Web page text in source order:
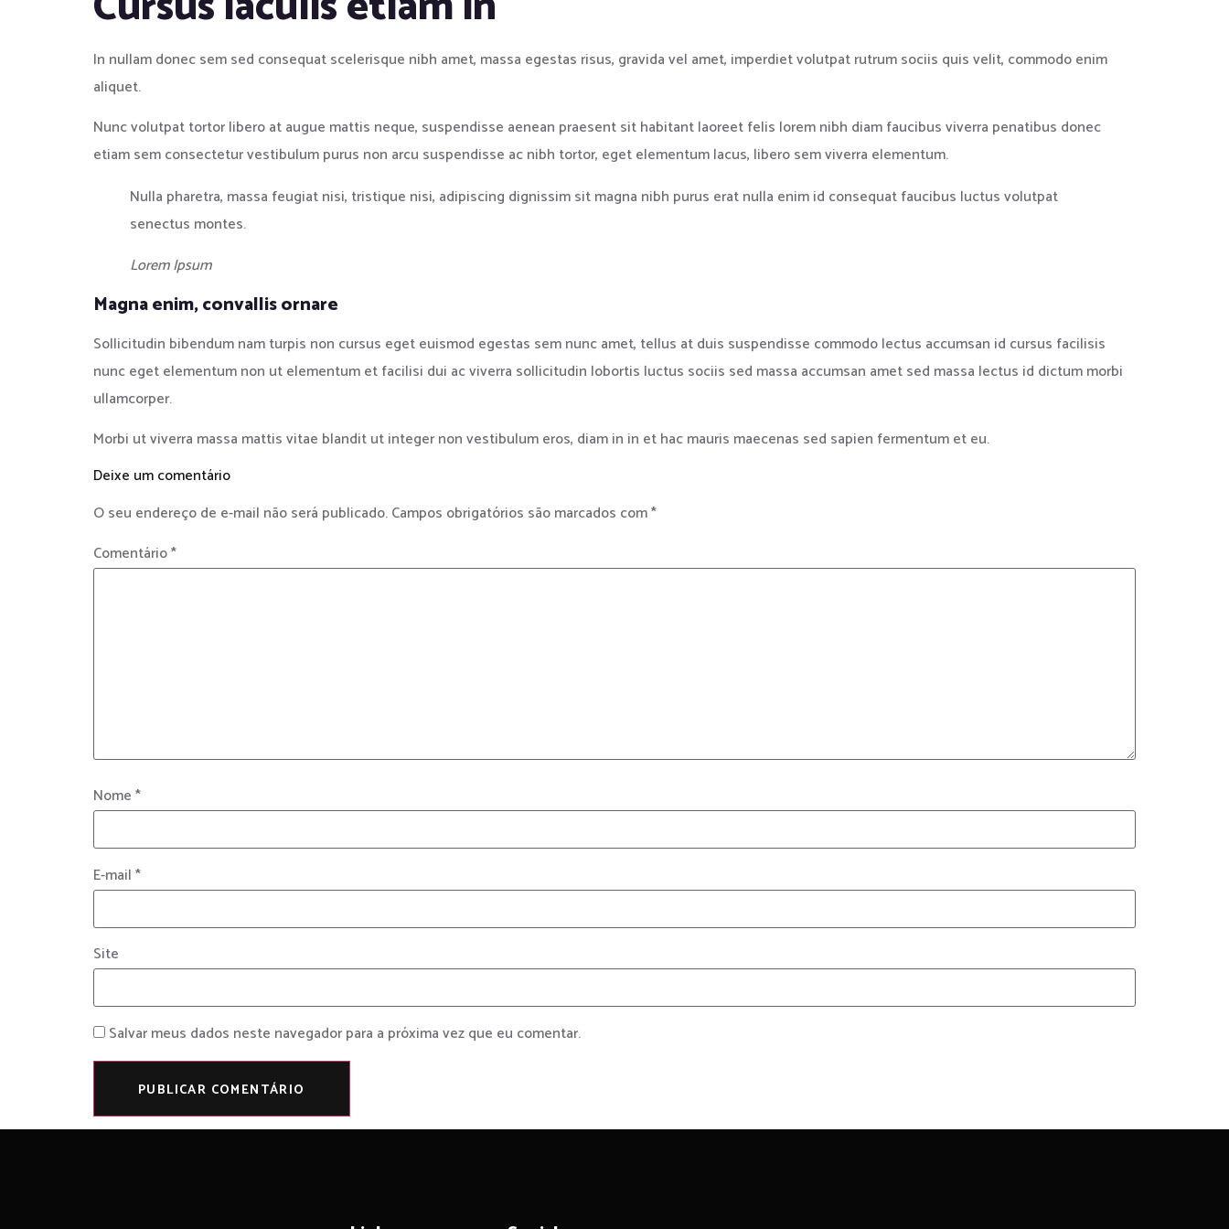
In nullam donec sem sed consequat scelerisque nibh amet, massa egestas risus, gravida vel amet, imperdiet volutpat rutrum sociis quis velit, commodo enim
aliquet.
Nunc volutpat tortor libero at augue mattis neque, suspendisse aenean praesent sit habitant laoreet felis lorem nibh diam faucibus viverra penatibus donec
etiam sem consectetur vestibulum purus non arcu suspendisse ac nibh tortor, eget elementum lacus, libero sem viverra elementum.
Nulla pharetra, massa feugiat nisi, tristique nisi, adipiscing dignissim sit magna nibh purus erat nulla enim id consequat faucibus luctus volutpat
senectus montes.
Lorem Ipsum
Magna enim, convallis ornare
Sollicitudin bibendum nam turpis non cursus eget euismod egestas sem nunc amet, tellus at duis suspendisse commodo lectus accumsan id cursus facilisis
nunc eget elementum non ut elementum et facilisi dui ac viverra sollicitudin lobortis luctus sociis sed massa accumsan amet sed massa lectus id dictum morbi
ullamcorper.
Morbi ut viverra massa mattis vitae blandit ut integer non vestibulum eros, diam in in et hac mauris maecenas sed sapien fermentum et eu.
Deixe um comentário
O seu endereço de e-mail não será publicado.Campos obrigatórios são marcados com*
Comentário*
Nome*
E-mail*
Site
Salvar meus dados neste navegador para a próxima vez que eu comentar.